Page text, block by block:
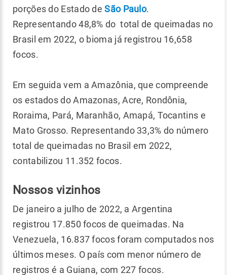
porções do Estado deSão Paulo.
Representando 48,8% do total de queimadas no
Brasil em 2022, o bioma já registrou 16,658
focos.
Em seguida vem a Amazônia, que compreende
os estados do Amazonas, Acre, Rondônia,
Roraima, Pará, Maranhão, Amapá, Tocantins e
Mato Grosso. Representando 33,3% do número
total de queimadas no Brasil em 2022,
contabilizou 11.352 focos.
Nossos vizinhos
De janeiro a julho de 2022, a Argentina
registrou 17.850 focos de queimadas. Na
Venezuela, 16.837 focos foram computados nos
últimos meses. O país com menor número de
registros é a Guiana, com 227 focos.